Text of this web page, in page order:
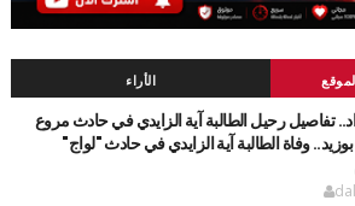
الأراء
تفاصيل رحيل الطالبة آية الزايدي في حادث مروع
وفاة الطالبة آية الزايدي في حادث "لواج"